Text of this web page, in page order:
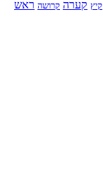
קיץ קערה קרושה ראש